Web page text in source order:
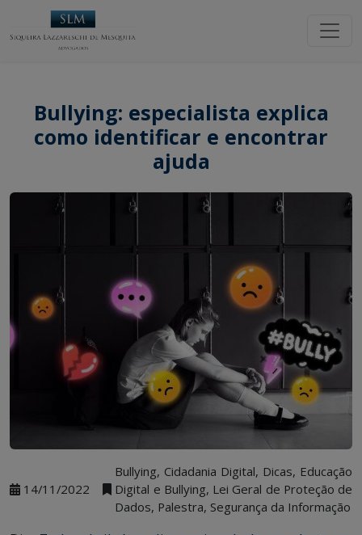
Bullying: especialista explica
como identificar e encontrar
ajuda
14/11/2022
Bullying, Cidadania Digital, Dicas, Educação
Digital e Bullying, Lei Geral de Proteção de
Dados, Palestra, Segurança da Informação